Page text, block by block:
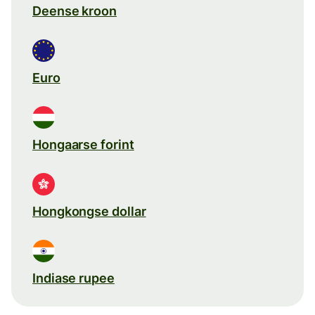
Deense kroon
Euro
Hongaarse forint
Hongkongse dollar
Indiase rupee